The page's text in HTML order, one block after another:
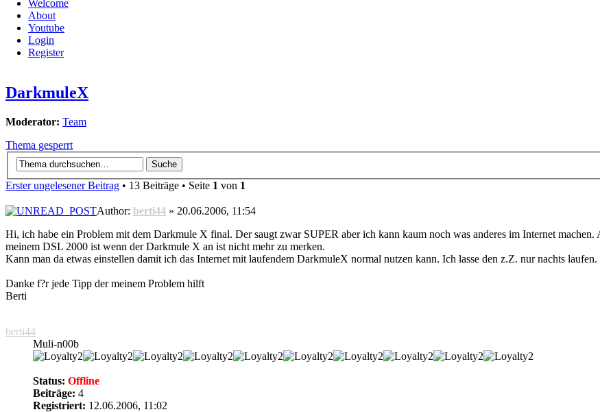
Welcome
About
Youtube
Login
Register
DarkmuleX
Moderator: Team
Thema gesperrt
Erster ungelesener Beitrag • 13 Beiträge • Seite 1 von 1
Author: berti44 » 20.06.2006, 11:54
Hi, ich habe ein Problem mit dem Darkmule X final. Der saugt zwar SUPER aber ich kann kaum noch was anderes im Internet
meinem DSL 2000 ist wenn der Darkmule X an ist nicht mehr zu merken.
Kann man da etwas einstellen damit ich das Internet mit laufendem DarkmuleX normal nutzen kann. Ich lasse den z.Z. nur nachts laufen.
Danke f?r jede Tipp der meinem Problem hilft
Berti
berti44
Muli-n00b
Status: Offline
Beiträge: 4
Registriert: 12.06.2006, 11:02